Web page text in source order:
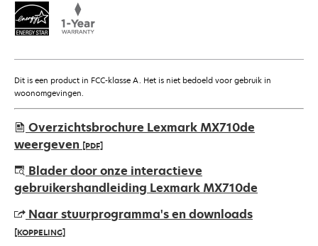
Dit is een product in FCC-klasse A. Het is niet bedoeld voor gebruik in
woonomgevingen.
Overzichtsbrochure Lexmark MX710de
weergeven [PDF]
opens
in
new
tab
Blader door onze interactieve
gebruikershandleiding Lexmark MX710de
Naar stuurprogramma's en downloads
[KOPPELING]